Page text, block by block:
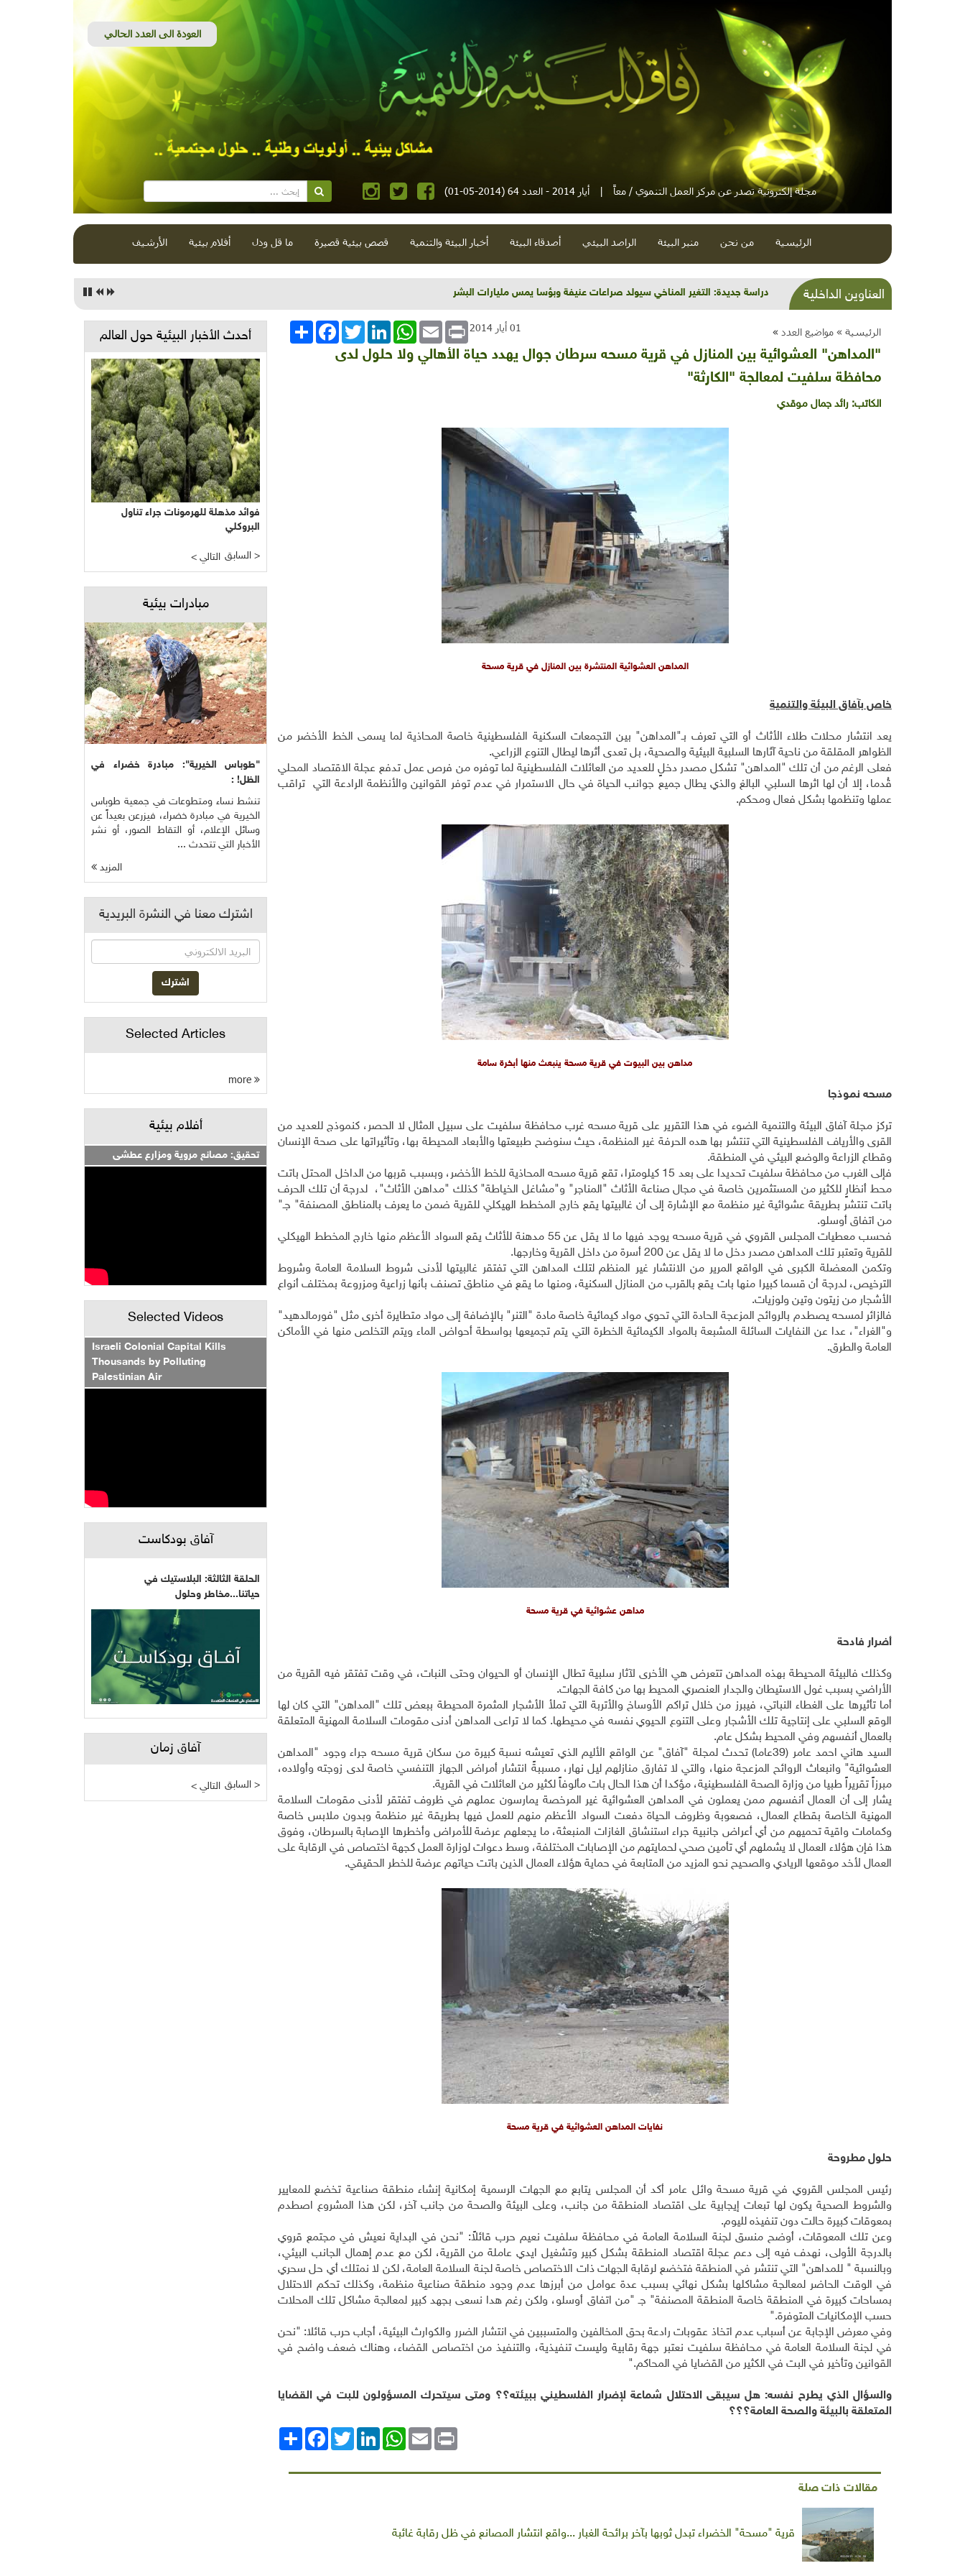
مجلة إلكترونية تصدر عن مركز العمل التنموي / معاً | أيار 2014 - العدد 64 (2014-05-01)
الرئيسية من نحن منبر البيئة الراصد البيئي أصدقاء البيئة أخبار البيئة والتنمية قصص بيئية قصيرة ما قل ودل أفلام بيئية الأرشيف
العناوين الداخلية البيئة في أدب سحر خليفة
الرئيسية » مواضيع العدد » انشر
FacebookTwitterLinkedInWhatsApp Email Print 01 أيار 2014
"المداهن" العشوائية بين المنازل في قرية مسحه سرطان جوال يهدد حياة الأهالي ولا حلول لدى
محافظة سلفيت لمعالجة "الكارثة"
الكاتب: رائد جمال موقدي
المداهن العشوائية المنتشرة بين المنازل في قرية مسحة
خاص بآفاق البيئة والتنمية
يعد انتشار محلات طلاء الأثاث أو التي تعرف بـ"المداهن" بين التجمعات السكنية الفلسطينية خاصة المحاذية لما يسمى الخط الأخضر من
الظواهر المقلقة من ناحية آثارها السلبية البيئية والصحية، بل تعدى أثرها ليطال التنوع الزراعي.
فعلى الرغم من أن تلك "المداهن" تشكل مصدر دخلٍ للعديد من العائلات الفلسطينية لما توفره من فرص عمل تدفع عجلة الاقتصاد المحلي
قُدما، إلا أن لها اثرها السلبي البالغ والذي يطال جميع جوانب الحياة في حال الاستمرار في عدم توفر القوانين والأنظمة الرادعة التي تراقب
عملها وتنظمها بشكل فعال ومحكم.
مداهن بين البيوت في قرية مسحة ينبعث منها أبخرة سامة
مسحه نموذجا
تركز مجلة آفاق البيئة والتنمية الضوء في هذا التقرير على قرية مسحه غرب محافظة سلفيت على سبيل المثال لا الحصر، كنموذج للعديد من
القرى والأرياف الفلسطينية التي تنتشر بها هده الحرفة غير المنظمة، حيث سنوضح طبيعتها والأبعاد المحيطة بها، وتأثيراتها على صحة الإنسان
وقطاع الزراعة والوضع البيئي في المنطقة.
فإلى الغرب من محافظة سلفيت تحديدا على بعد 15 كيلومترا، تقع قرية مسحه المحاذية للخط الأخضر، وبسبب قربها من الداخل المحتل باتت
محط أنظارٍ للكثير من المستثمرين خاصة في مجال صناعة الأثاث "المناجر" و"مشاغل الخياطة" كذلك "مداهن الأثاث"، لدرجة أن تلك الحرف
باتت تنتشر بطريقة عشوائية غير منظمة مع الإشارة إلى أن غالبيتها يقع خارج المخطط الهيكلي للقرية ضمن ما يعرف بالمناطق المصنفة" جـ"
من اتفاق أوسلو.
فحسب معطيات المجلس القروي في قرية مسحه يوجد فيها ما لا يقل عن 55 مدهنة للأثاث يقع السواد الأعظم منها خارج المخطط الهيكلي
للقرية وتعتبر تلك المداهن مصدر دخل ما لا يقل عن 200 أسرة من داخل القرية وخارجها
.
وتكمن المعضلة الكبرى في الواقع المرير من الانتشار غير المنظم لتلك المداهن التي تفتقر غالبيتها لأدنى شروط السلامة العامة وشروط
الترخيص، لدرجة أن قسما كبيرا منها بات يقع بالقرب من المنازل السكنية، ومنها ما يقع في مناطق تصنف بأنها زراعية ومزروعة بمختلف أنواع
الأشجار من زيتون وتين ولوزيات.
فالزائر لمسحه يصطدم بالروائح المزعجة الحادة التي تحوي مواد كيمائية خاصة مادة "التنر" بالإضافة إلى مواد متطايرة أخرى مثل "فورمالدهيد"
و"الغراء"، عدا عن النفايات السائلة المشبعة بالمواد الكيمائية الخطرة التي يتم تجميعها بواسطة أحواض الماء ويتم التخلص منها في الأماكن
العامة والطرق.
مداهن عشوائية في قرية مسحة
أضرار فادحة
وكذلك فالبيئة المحيطة بهذه المداهن تتعرض هي الأخرى لآثار سلبية تطال الإنسان أو الحيوان وحتى النبات، في وقت تفتقر فيه القرية من
الأراضي بسبب غول الاستيطان والجدار العنصري المحيط بها من كافة الجهات.
أما تأثيرها على الغطاء النباتي، فيبرز من خلال تراكم الأوساخ والأتربة التي تملأ الأشجار المثمرة المحيطة ببعض تلك "المداهن" التي كان لها
الوقع السلبي على إنتاجية تلك الأشجار وعلى التنوع الحيوي نفسه في محيطها. كما لا تراعى المداهن أدنى مقومات السلامة المهنية المتعلقة
بالعمال أنفسهم وفي المحيط بشكل عام.
السيد هاني احمد عامر (39عاما) تحدث لمجلة "آفاق" عن الواقع الأليم الذي تعيشه نسبة كبيرة من سكان قرية مسحه جراء وجود "المداهن
العشوائية" وانبعاث الروائح المزعجة منها، والتي لا تفارق منازلهم ليل نهار، مسببةً انتشار أمراض الجهاز التنفسي خاصة لدى زوجته وأولاده،
مبرزاً تقريراً طبيا من وزارة الصحة الفلسطينية، مؤكدا أن هذا الحال بات مألوفاً لكثير من العائلات في القرية.
يشار إلى أن العمال أنفسهم ممن يعملون في المداهن العشوائية غير المرخصة يمارسون عملهم في ظروف تفتقر لأدنى مقومات السلامة
المهنية الخاصة بقطاع العمال، فصعوبة وظروف الحياة دفعت السواد الأعظم منهم للعمل فيها بطريقة غير منظمة وبدون ملابس خاصة
وكمامات واقية تحميهم من أي أعراض جانبية جراء استنشاق الغازات المنبعثة، ما يجعلهم عرضة للأمراض وأخطرها الإصابة بالسرطان، وفوق
هذا فإن هؤلاء العمال لا يشملهم أي تأمين صحي لحمايتهم من الإصابات المختلفة، وسط دعوات لوزارة العمل كجهة اختصاص في الرقابة على
العمال لأخد موقعها الريادي والصحيح نحو المزيد من المتابعة في حماية هؤلاء العمال الذين باتت حياتهم عرضة للخطر الحقيقي.
نفايات المداهن العشوائية في قرية مسحة
حلول مطروحة
رئيس المجلس القروي في قرية مسحة وائل عامر أكد أن المجلس يتابع مع الجهات الرسمية إمكانية إنشاء منطقة صناعية تخضع للمعايير
والشروط الصحية يكون لها تبعات إيجابية على اقتصاد المنطقة من جانب، وعلى البيئة والصحة من جانب آخر، لكن هذا المشروع اصطدم
بمعوقات كبيرة حالت دون تنفيذه لليوم.
وعن تلك المعوقات، أوضح منسق لجنة السلامة العامة في محافظة سلفيت نعيم حرب قائلاً: "نحن في البداية نعيش في مجتمع قروي
بالدرجة الأولى، نهدف فيه إلى دعم عجلة اقتصاد المنطقة بشكل كبير وتشغيل ايدي عاملة من القرية، لكن مع عدم إهمال الجانب البيئي،
وبالنسبة " للمداهن" التي تنتشر في المنطقة فتخضع لرقابة الجهات ذات الاختصاص خاصة لجنة السلامة العامة، لكن لا نمتلك أي حل سحري
في الوقت الحاضر لمعالجة مشاكلها بشكل نهائي بسبب عدة عوامل من أبرزها عدم وجود منطقة صناعية منظمة، وكذلك تحكم الاحتلال
بمساحات كبيرة في المنطقة خاصة المنطقة المصنفة" جـ"من اتفاق أوسلو، ولكن رغم هدا نسعى بجهد كبير لمعالجة مشاكل تلك المحلات
حسب الإمكانيات المتوفرة".
وفي معرض الإجابة عن أسباب عدم اتخاذ عقوبات رادعة بحق المخالفين والمتسببين في انتشار الضرر والكوارث البيئية، أجاب حرب قائلا: "نحن
في لجنة السلامة العامة في محافظة سلفيت نعتبر جهة رقابية وليست تنفيذية، والتنفيذ من اختصاص القضاء، وهناك ضعف واضح في
القوانين وتأخير في البت في الكثير من القضايا في المحاكم".
والسؤال الذي يطرح نفسه: هل سيبقى الاحتلال شماعة لإضرار الفلسطيني ببيئته؟؟ ومتى سيتحرك المسؤولون للبت في القضايا
المتعلقة بالبيئة والصحة العامة؟؟؟
انشر
FacebookTwitterLinkedIn
WhatsAppEmail Print
مقالات ذات صلة
قرية "مسحة" الخضراء تبدل ثوبها بآخر برائحة الغبار ...واقع انتشار المصانع في ظل رقابة غائبة
أحدث الأخبار البيئية حول العالم
فوائد مذهلة للهرمونات جراء تناول
البروكلي
< التالي السابق >
مبادرات بيئية
"طوباس الخيرية": مبادرة خضراء في
الظل! :
تنشط نساء ومتطوعات في جمعية طوباس
الخيرية في مبادرة خضراء، فيزرعن بعيداً عن
وسائل الإعلام، أو التقاط الصور، أو نشر
الأخبار التي تتحدث ...
المزيد
اشترك معنا في النشرة البريدية
Selected Articles
أفلام بيئية
تحقيق: مصانع مروية ومزارع عطشى
Selected Videos
Israeli Colonial Capital Kills
Thousands by Polluting
Palestinian Air
آفاق بودكاست
الحلقة الثالثة: البلاستيك في
حياتنا...مخاطر وحلول
آفاق زمان
< التالي السابق >